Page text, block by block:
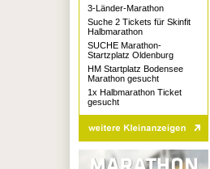
3-Länder-Marathon
Suche 2 Tickets für Skinfit
Halbmarathon
SUCHE Marathon-
Startzplatz Oldenburg
HM Startplatz Bodensee
Marathon gesucht
1x Halbmarathon Ticket
gesucht